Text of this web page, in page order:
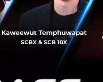
ชย์งดจ่าย "เงินปั
บต่อผู้ถือหุ้นของธ